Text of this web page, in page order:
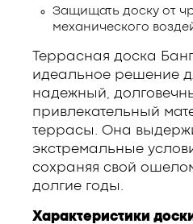
Защищать доску от
механического
Террасная доска
идеальное решение
надежный,
привлекательный
террасы. Она
экстремальные
сохраняя свой
долгие годы.
Характеристики